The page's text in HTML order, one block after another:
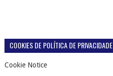
COOKIES DE POLÍTICA DE PRIVACIDADE
Cookie Notice